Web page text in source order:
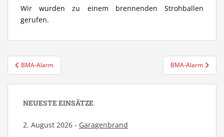
Wir wurden zu einem brennenden Strohballen
gerufen.
Beitragsnavigation
BMA-Alarm BMA-Alarm
NEUESTE EINSÄTZE
2. August 2026 - Garagenbrand